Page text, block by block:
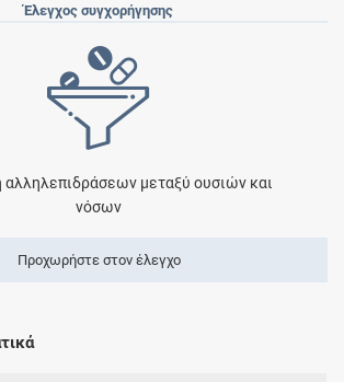
Έλεγχος συγχορήγησης
αλληλεπιδράσεων μεταξύ ουσιών και
νόσων
Προχωρήστε στον έλεγχο